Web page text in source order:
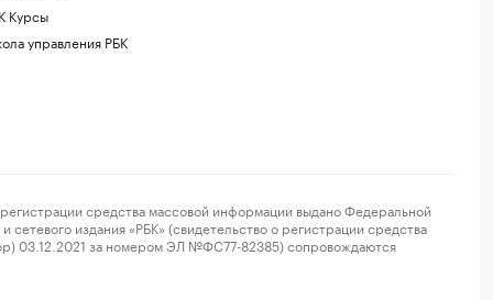
Курсы
управления РБК
средства массовой информации выдано Федеральной
издания «РБК» (свидетельство о регистрации средства
03.12.2021 за номером ЭЛ №ФС77-82385) сопровождаются